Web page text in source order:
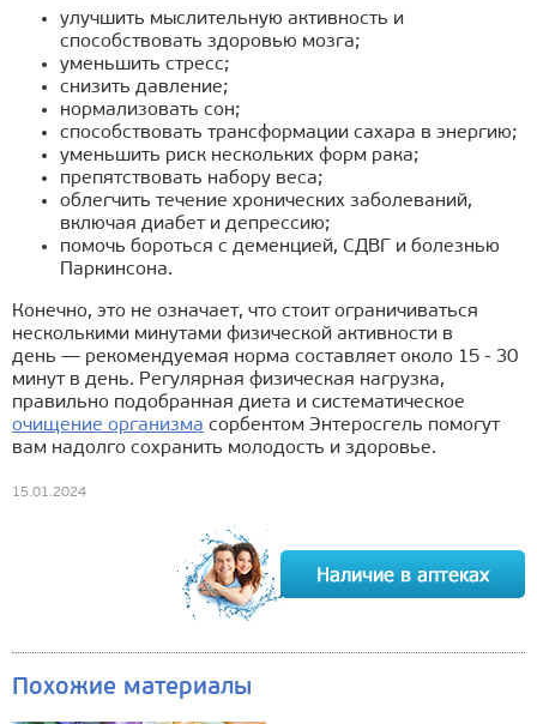
улучшить мыслительную активность и
способствовать здоровью мозга;
уменьшить стресс;
снизить давление;
нормализовать сон;
способствовать трансформации сахара в энергию;
уменьшить риск нескольких форм рака;
препятствовать набору веса;
облегчить течение хронических заболеваний,
включая диабет и депрессию;
помочь бороться с деменцией, СДВГ и болезнью
Паркинсона.
Конечно, это не означает, что стоит ограничиваться
несколькими минутами физической активности в
день — рекомендуемая норма составляет около 15 - 30
минут в день. Регулярная физическая нагрузка,
правильно подобранная диета и систематическое
очищение организма сорбентом Энтеросгель помогут
вам надолго сохранить молодость и здоровье.
15.01.2024
Похожие материалы